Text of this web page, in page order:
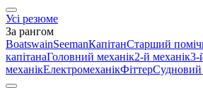
Усі резюме
За рангом
BoatswainSeemanКапітанСтарший
капітанаГоловний механік2-й механік3-
механікЕлектромеханікФіттерСудновий